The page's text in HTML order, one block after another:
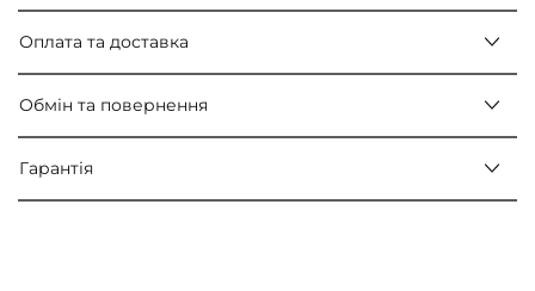
Оплата та доставка
Обмін та повернення
Гарантія